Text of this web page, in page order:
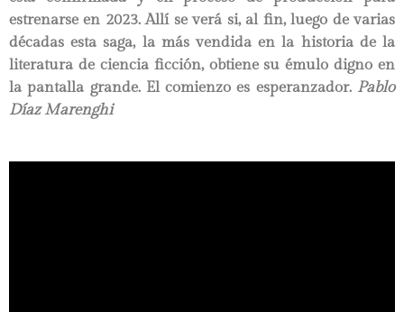
estrenarse en 2023. Allí se verá si, al fin, luego de varias
décadas esta saga, la más vendida en la historia de la
literatura de ciencia ficción, obtiene su émulo digno en
la pantalla grande. El comienzo es esperanzador. Pablo
Díaz Marenghi